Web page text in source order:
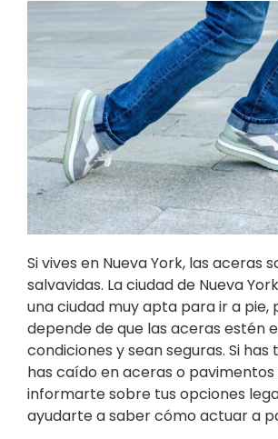
Si vives en Nueva York, las aceras
salvavidas. La ciudad de Nueva
una ciudad muy apta para ir a pie,
depende de que las aceras estén
condiciones y sean seguras. Si
has caído en aceras o
informarte sobre tus opciones
ayudarte a saber cómo actuar a